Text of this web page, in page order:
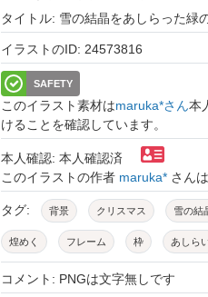
タイトル: 雪の結晶をあしらった緑
イラストのID: 24573816
SAFETY
このイラスト素材はmaruka*さん本
けることを確認しています。
本人確認: 本人確認済
このイラストの作者 maruka* さん
タグ: 背景 クリスマス 雪の結
煌めく フレーム 枠 あしら
綺麗 グラデーション 華やか
コメント: PNGは文字無しです